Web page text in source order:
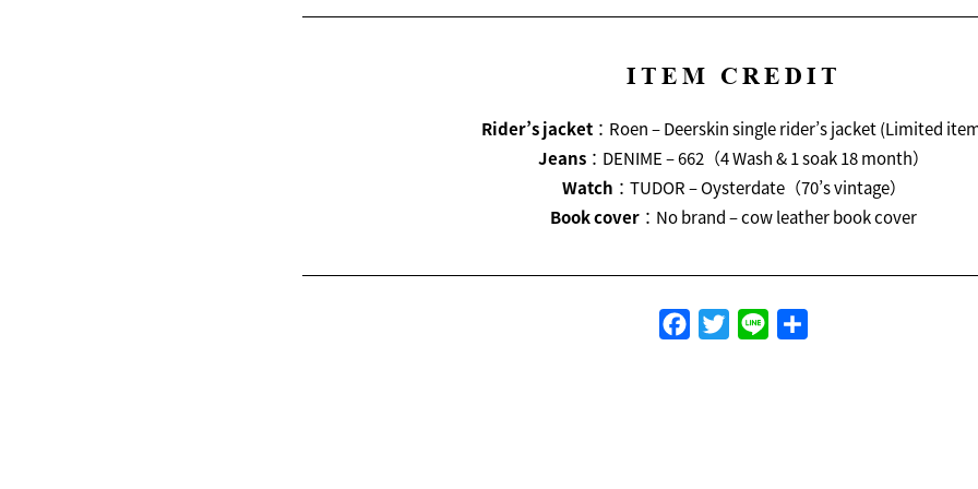
ITEM CREDIT
Rider’s jacket：Roen – Deerskin single rider’s jacket (Limited
Jeans ：DENIME – 662（4 Wash & 1 soak 18 month）
Watch ：TUDOR – Oysterdate（70’s vintage）
Book cover ：No brand – cow leather book cover
FacebookTwitterLine